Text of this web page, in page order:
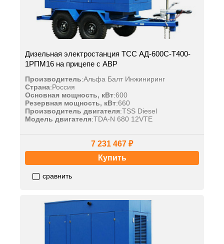
Дизельная электростанция ТСС АД-600С-Т400-
1РПМ16 на прицепе с АВР
Производитель:Альфа Балт Инжиниринг
Страна:Россия
Основная мощность, кВт:600
Резервная мощность, кВт:660
Производитель двигателя:TSS Diesel
Модель двигателя:TDA-N 680 12VTE
7 231 467 ₽
Купить
сравнить